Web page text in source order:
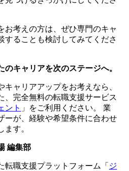
お考えの方は、ぜひ専門のキャ
することも検討してみてくださ
キャリアを次のステージへ。
キャリアアップをお考えなら、
、完全無料の転職支援サービス
ント 」をご利用ください。 業
ーが、経験や希望条件に合わせ
す。
編集部
転職支援プラットフォーム「 ジ